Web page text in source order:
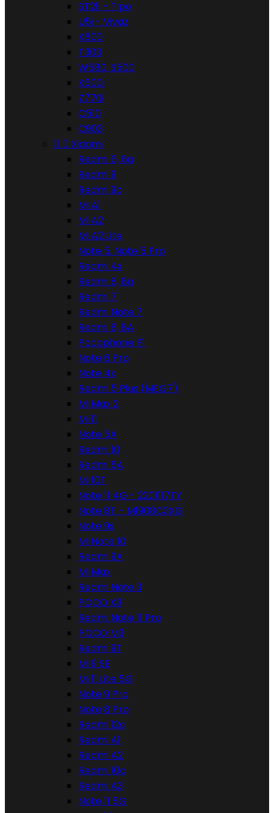
ST21i - Tipo
U5i - Vivaz
K800
T303
W580, S500
K600i
Z770i
C510
C903
  Xiaomi
Redmi 6, 6a
Redmi 9
Redmi 9c
Mi A1
Mi A2
Mi A2 Lite
Note 5, Note 5 Pro
Redmi 4x
Redmi 8, 8a
Redmi 7
Redmi Note 7
Redmi 8, 8A
Pocophone F1
Note 6 Pro
Note 4x
Redmi 5 Plus (MEG7)
Mi Max 2
Mi 11
Note 5A
Redmi 10
Redmi 5A
Mi 10T
Note 11 4G - 2201117TY
Note 8T - M1908C3XG
Note 9s
Mi Note 10
Redmi 9A
Mi Max
Redmi Note 3
POCO X3
Redmi Note 11 Pro
POCO M3
Redmi 9T
Mi 9 SE
Mi 11 Lite 5G
Note 9 Pro
Note 8 Pro
Redmi 12c
Redmi A1
Redmi A2
Redmi 10c
Redmi A3
Note 11 5G